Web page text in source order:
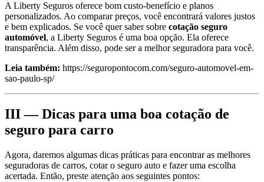
A Liberty Seguros oferece bom custo-benefício e planos
personalizados. Ao comparar preços, você encontrará valores justos
e bem explicados. Se você quer saber sobre cotação seguro
automóvel, a Liberty Seguros é uma boa opção. Ela oferece
transparência. Além disso, pode ser a melhor seguradora para você.
Leia também: https://seguropontocom.com/seguro-automovel-em-
sao-paulo-sp/
III — Dicas para uma boa cotação de
seguro para carro
Agora, daremos algumas dicas práticas para encontrar as melhores
seguradoras de carros, cotar o seguro auto e fazer uma escolha
acertada. Então, preste atenção aos seguintes pontos: